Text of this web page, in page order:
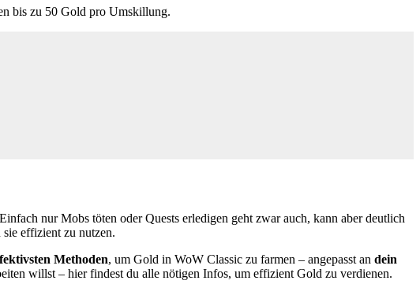
bis zu 50 Gold pro Umskillung.
nur Mobs töten oder Quests erledigen geht zwar auch, kann aber deutlich
effizient zu nutzen.
Methoden, um Gold in WoW Classic zu farmen – angepasst an dein
willst – hier findest du alle nötigen Infos, um effizient Gold zu verdienen.